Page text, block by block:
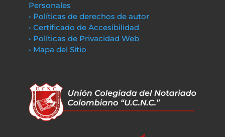
Personales
• Políticas de derechos de autor
• Certificado de Accesibilidad
• Políticas de Privacidad Web
• Mapa del Sitio